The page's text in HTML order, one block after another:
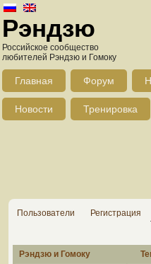
Рэндзю
Российское сообщество
любителей Рэндзю и Гомоку
Главная Форум
Новости Тренировка
Пользователи Регистрация
Рэндзю и Гомоку